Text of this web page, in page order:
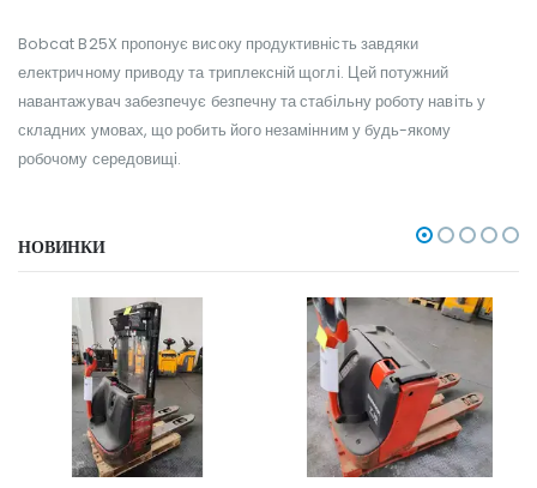
Bobcat B25X пропонує високу продуктивність завдяки
електричному приводу та триплексній щоглі. Цей потужний
навантажувач забезпечує безпечну та стабільну роботу навіть у
складних умовах, що робить його незамінним у будь-якому
робочому середовищі.
НОВИНКИ